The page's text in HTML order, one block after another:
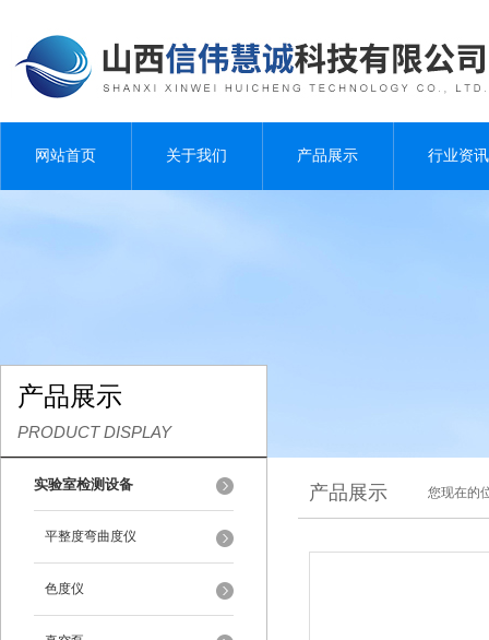
网站首页 关于我们 产品展示 行业资讯
产品展示
PRODUCT DISPLAY
实验室检测设备
平整度弯曲度仪
色度仪
产品展示 您现在的